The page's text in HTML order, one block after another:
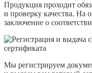
Продукция проходит
и проверку качества. На
заключение о
сертификата
Мы регистрируем